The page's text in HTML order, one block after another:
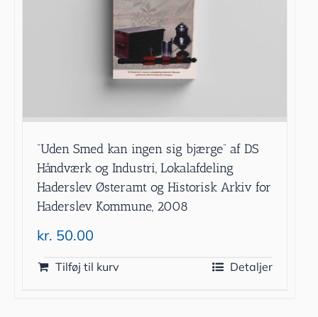
”Uden Smed kan ingen sig bjærge” af DS
Håndværk og Industri, Lokalafdeling
Haderslev Østeramt og Historisk Arkiv for
Haderslev Kommune, 2008
kr. 50.00
Tilføj til kurv Detaljer